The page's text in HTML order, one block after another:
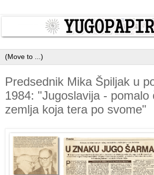
Predsednik Mika Špiljak u
1984: "Jugoslavija - pomalo
zemlja koja tera po svome"